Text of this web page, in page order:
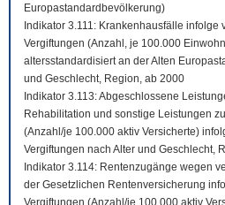
Europastandardbevölkerung)
Indikator 3.111: Krankenhausfälle infolge
Vergiftungen (Anzahl, je 100.000
altersstandardisiert an der Alten
und Geschlecht, Region, ab 2000
Indikator 3.113: Abgeschlossene
Rehabilitation und sonstige Leistungen
(Anzahl/je 100.000 aktiv Versicherte)
Vergiftungen nach Alter und Geschlecht,
Indikator 3.114: Rentenzugänge wegen
der Gesetzlichen Rentenversicherung